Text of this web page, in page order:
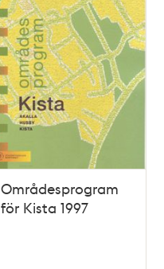
Områdesprogram
för Kista 1997